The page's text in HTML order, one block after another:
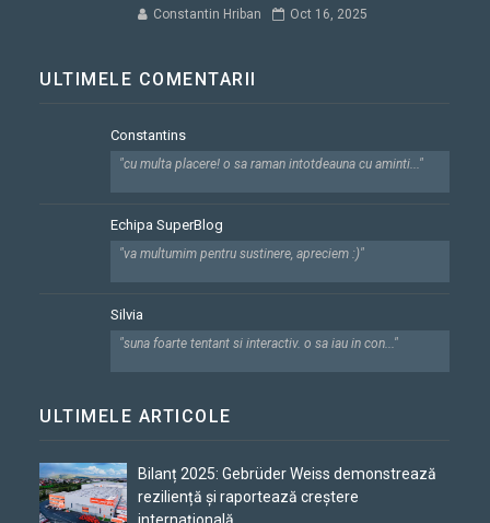
Constantin Hriban Oct 16, 2025
ULTIMELE COMENTARII
Constantins
"cu multa placere! o sa raman intotdeauna cu aminti..."
Echipa SuperBlog
"va multumim pentru sustinere, apreciem :)"
Silvia
"suna foarte tentant si interactiv. o sa iau in con..."
ULTIMELE ARTICOLE
Bilanț 2025: Gebrüder Weiss demonstrează
reziliență și raportează creștere